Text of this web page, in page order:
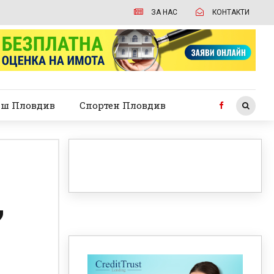
ЗА НАС КОНТАКТИ
Пловдив Спортен Пловдив